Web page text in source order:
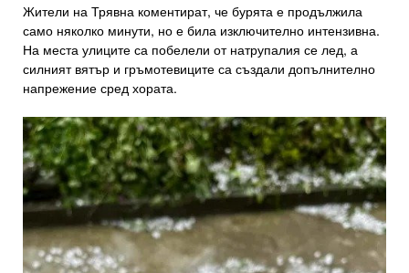
Жители на Трявна коментират, че бурята е продължила
само няколко минути, но е била изключително интензивна.
На места улиците са побелели от натрупалия се лед, а
силният вятър и гръмотевиците са създали допълнително
напрежение сред хората.